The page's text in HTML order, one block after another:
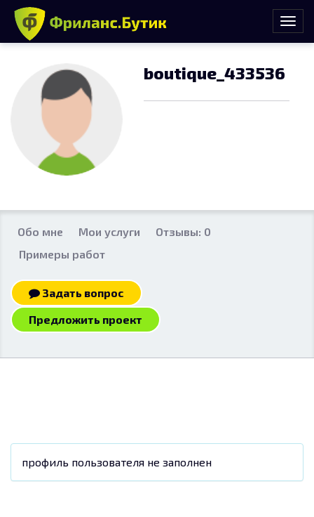
boutique_433536
Обо мне Мои услуги
Отзывы: 0
Примеры работ
Задать вопрос
Предложить проект
профиль пользователя не заполнен